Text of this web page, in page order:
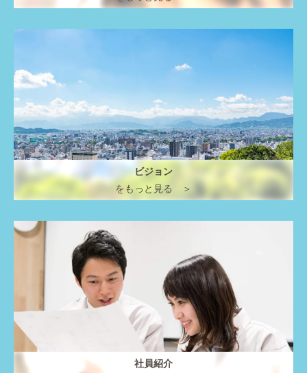
ビジョン
をもっと見る ＞
社員紹介